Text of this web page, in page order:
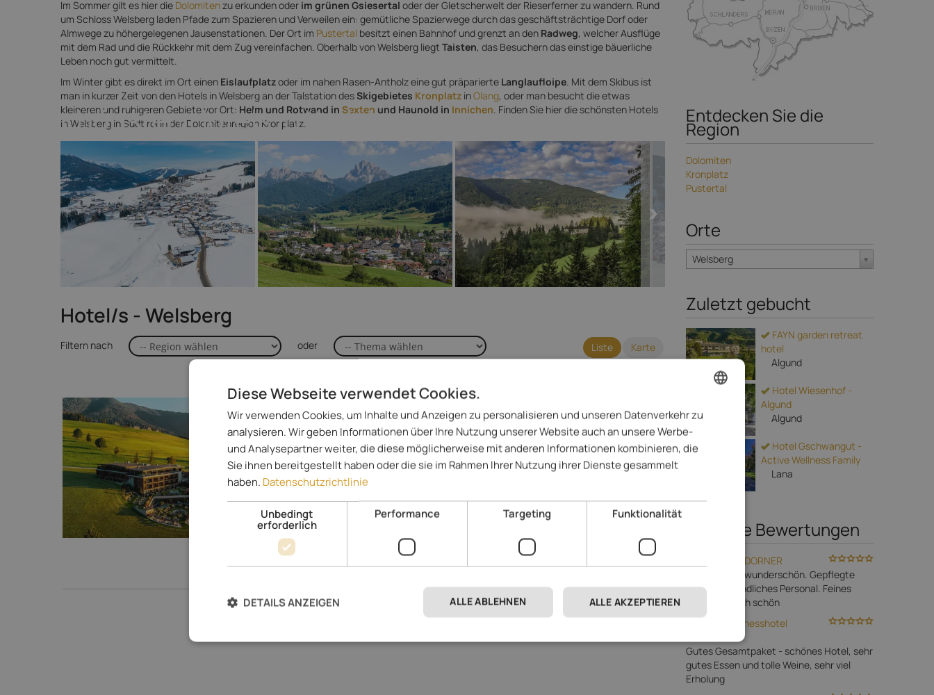
Die schönsten Hotels in Welsberg
Im Sommer gilt es hier die Dolomitenzu erkunden oder im grünen Gsiesertal oder der Gletscherwelt der Rieserferner zu wandern. Rund
um Schloss Welsberg laden Pfade zum Spazieren und Verweilen ein: gemütliche Spazierwege durch das geschäftsträchtige Dorf oder
Almwege zu höhergelegenen Jausenstationen. Der Ort im Pustertal besitzt einen Bahnhof und grenzt an den Radweg, welcher Ausflüge
mit dem Rad und die Rückkehr mit dem Zug vereinfachen. Oberhalb von Welsberg liegt Taisten, das Besuchern das einstige bäuerliche
Leben noch gut vermittelt.
Im Winter gibt es direkt im Ort einen Eislaufplatzoder im nahen Rasen-Antholz eine gut präparierte Langlaufloipe. Mit dem Skibus ist
man in kurzer Zeit von den Hotels in Welsberg an der Talstation desSkigebietes Kronplatz inOlang, oder man besucht die etwas
kleineren und ruhigeren Gebiete vor Ort: Helm und Rotwand in Sexten und Haunold in Innichen. Finden Sie hier die schönsten Hotels
in Welsberg in Südtirol in der Dolomitenregion Kronplatz.
Hotel/s - Welsberg
Liste Karte
Filtern nach oder
Hotel Alpen Tesitin Panorama
Wellness Resort*****
Dolomiten - Taisten
Zeit zum Ausruhen - Zeit zum Träumen - Zeit zum Auftanken
Spezialisiert auf
ab221,- €pro Tag
Entdecken Sie die
Region
Dolomiten
Kronplatz
Pustertal
Orte
Welsberg
Zuletzt gebucht
FAYN garden retreat
hotel
Algund
Hotel Wiesenhof -
Algund
Algund
Hotel Gschwangut -
Active Wellness Family
Lana
Neueste Bewertungen
Hotel DAS DORNER
Das Hotel ist wunderschön. Gepflegte
Anlage. Freundliches Personal. Feines
Essen. Einfach schön
Bio- & Wellnesshotel
Gutes Gesamtpaket - schönes Hotel, sehr
gutes Essen und tolle Weine, sehr viel
Erholung
ENGLISH
ITALIAN
Diese Webseite verwendet Cookies.
Wir verwenden Cookies, um Inhalte und Anzeigen zu personalisieren und unseren Datenverkehr zu
analysieren. Wir geben Informationen über Ihre Nutzung unserer Website auch an unsere Werbe-
und Analysepartner weiter, die diese möglicherweise mit anderen Informationen kombinieren, die
Sie ihnen bereitgestellt haben oder die sie im Rahmen Ihrer Nutzung ihrer Dienste gesammelt
haben. Datenschutzrichtlinie
Unbedingt
erforderlich
Performance Targeting Funktionalität
ALLE AKZEPTIEREN
ALLE ABLEHNEN
DETAILS ANZEIGEN